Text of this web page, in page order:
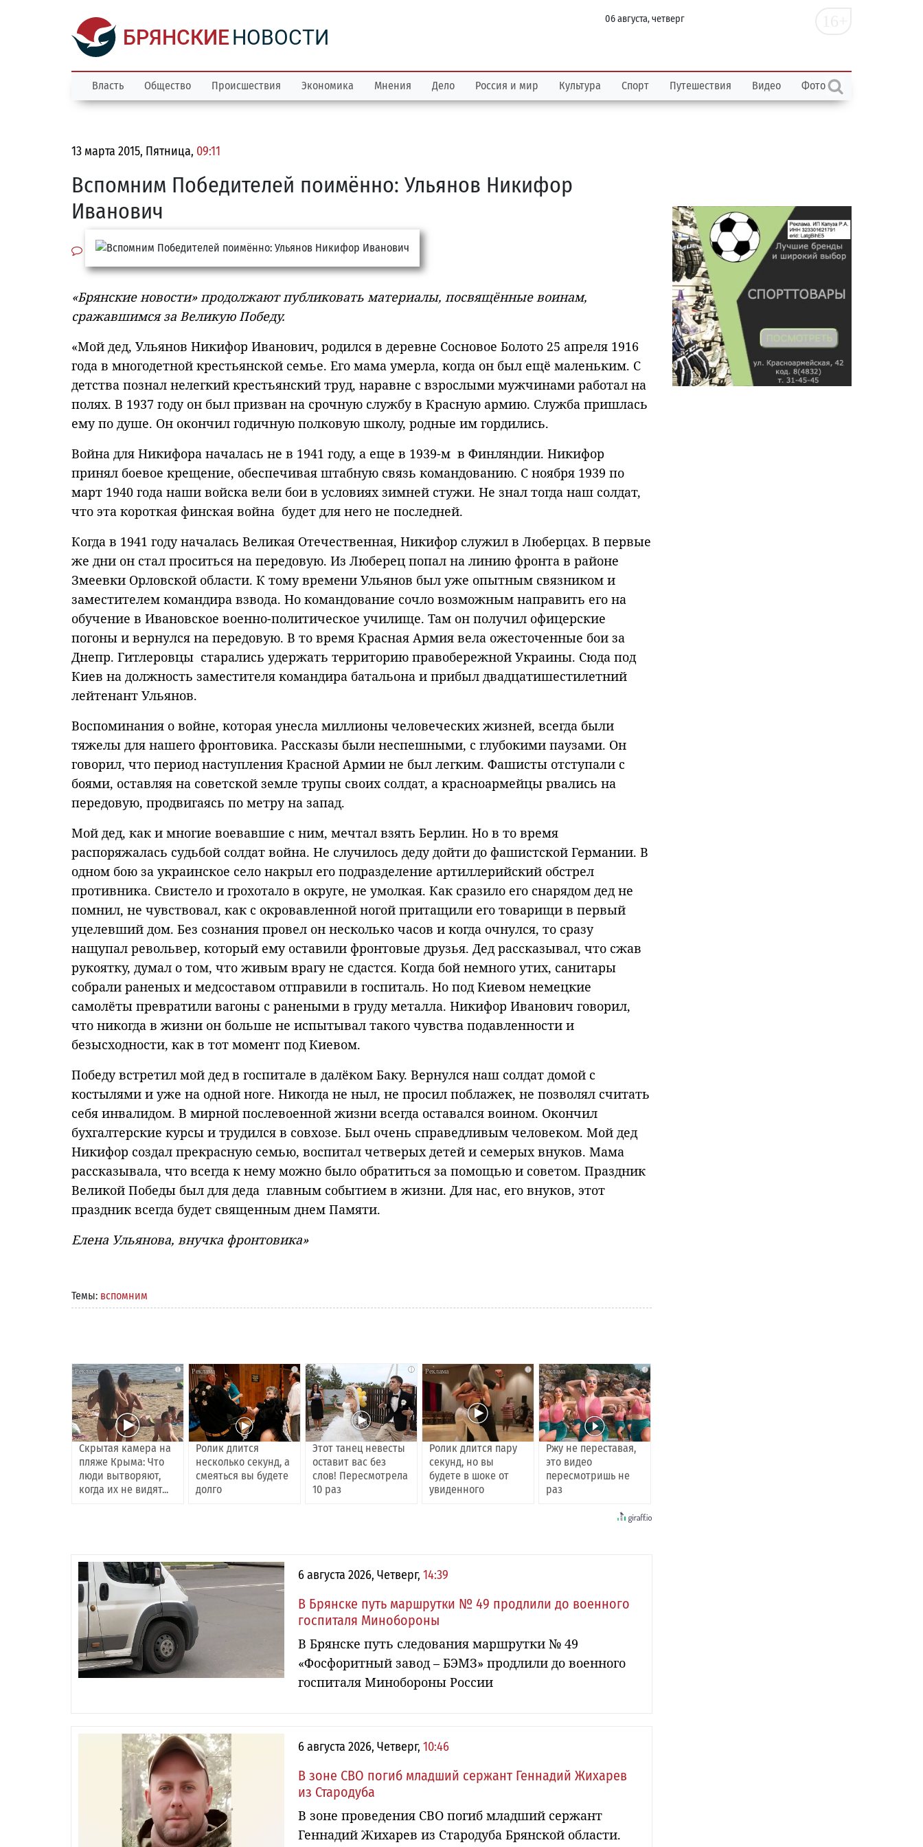
БРЯНСКИЕНОВОСТИ
06 августа, четверг
Власть Общество Происшествия Экономика Мнения Дело Россия и мир Культура Спорт Путешествия Видео Фото
13 марта 2015, Пятница, 09:11
Вспомним Победителей поимённо: Ульянов Никифор
Иванович
«Брянские новости» продолжают публиковать материалы, посвящённые воинам,
сражавшимся за Великую Победу.
«Мой дед, Ульянов Никифор Иванович, родился в деревне Сосновое Болото 25 апреля 1916
года в многодетной крестьянской семье. Его мама умерла, когда он был ещё маленьким. С
детства познал нелегкий крестьянский труд, наравне с взрослыми мужчинами работал на
полях. В 1937 году он был призван на срочную службу в Красную армию. Служба пришлась
ему по душе. Он окончил годичную полковую школу, родные им гордились.
Война для Никифора началась не в 1941 году, а еще в 1939-м в Финляндии. Никифор
принял боевое крещение, обеспечивая штабную связь командованию. С ноября 1939 по
март 1940 года наши войска вели бои в условиях зимней стужи. Не знал тогда наш солдат,
что эта короткая финская война будет для него не последней.
Когда в 1941 году началась Великая Отечественная, Никифор служил в Люберцах. В первые
же дни он стал проситься на передовую. Из Люберец попал на линию фронта в районе
Змеевки Орловской области. К тому времени Ульянов был уже опытным связником и
заместителем командира взвода. Но командование сочло возможным направить его на
обучение в Ивановское военно-политическое училище. Там он получил офицерские
погоны и вернулся на передовую. В то время Красная Армия вела ожесточенные бои за
Днепр. Гитлеровцы старались удержать территорию правобережной Украины. Сюда под
Киев на должность заместителя командира батальона и прибыл двадцатишестилетний
лейтенант Ульянов.
Воспоминания о войне, которая унесла миллионы человеческих жизней, всегда были
тяжелы для нашего фронтовика. Рассказы были неспешными, с глубокими паузами. Он
говорил, что период наступления Красной Армии не был легким. Фашисты отступали с
боями, оставляя на советской земле трупы своих солдат, а красноармейцы рвались на
передовую, продвигаясь по метру на запад.
Мой дед, как и многие воевавшие с ним, мечтал взять Берлин. Но в то время
распоряжалась судьбой солдат война. Не случилось деду дойти до фашистской Германии. В
одном бою за украинское село накрыл его подразделение артиллерийский обстрел
противника. Свистело и грохотало в округе, не умолкая. Как сразило его снарядом дед не
помнил, не чувствовал, как с окровавленной ногой притащили его товарищи в первый
уцелевший дом. Без сознания провел он несколько часов и когда очнулся, то сразу
нащупал револьвер, который ему оставили фронтовые друзья. Дед рассказывал, что сжав
рукоятку, думал о том, что живым врагу не сдастся. Когда бой немного утих, санитары
собрали раненых и медсоставом отправили в госпиталь. Но под Киевом немецкие
самолёты превратили вагоны с ранеными в груду металла. Никифор Иванович говорил,
что никогда в жизни он больше не испытывал такого чувства подавленности и
безысходности, как в тот момент под Киевом.
Победу встретил мой дед в госпитале в далёком Баку. Вернулся наш солдат домой с
костылями и уже на одной ноге. Никогда не ныл, не просил поблажек, не позволял считать
себя инвалидом. В мирной послевоенной жизни всегда оставался воином. Окончил
бухгалтерские курсы и трудился в совхозе. Был очень справедливым человеком. Мой дед
Никифор создал прекрасную семью, воспитал четверых детей и семерых внуков. Мама
рассказывала, что всегда к нему можно было обратиться за помощью и советом. Праздник
Великой Победы был для деда главным событием в жизни. Для нас, его внуков, этот
праздник всегда будет священным днем Памяти.
Елена Ульянова, внучка фронтовика»
Темы: вспомним
i
Скрытая камера на
пляже Крыма: Что
люди вытворяют,
когда их не видят...
i
Ролик длится
несколько секунд, а
смеяться вы будете
долго
i
Этот танец невесты
оставит вас без
слов! Пересмотрела
10 раз
i
Ролик длится пару
секунд, но вы
будете в шоке от
увиденного
i
Ржу не переставая,
это видео
пересмотришь не
раз
6 августа 2026, Четверг, 14:39
В Брянске путь маршрутки № 49 продлили до военного
госпиталя Минобороны
В Брянске путь следования маршрутки № 49
«Фосфоритный завод – БЭМЗ» продлили до военного
госпиталя Минобороны России
6 августа 2026, Четверг, 10:46
В зоне СВО погиб младший сержант Геннадий Жихарев
из Стародуба
В зоне проведения СВО погиб младший сержант
Геннадий Жихарев из Стародуба Брянской области.